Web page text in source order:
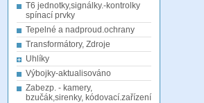
T6 jednotky,signálky.-kontrolky
spínací prvky
Tepelné a nadproud.ochrany
Transformátory, Zdroje
Uhlíky
Výbojky-aktualisováno
Zabezp. - kamery,
bzučák,sirenky, kódovací.zařízení